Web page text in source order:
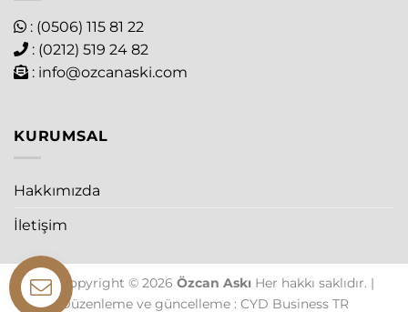
: (0506) 115 81 22
: (0212) 519 24 82
: info@ozcanaski.com
KURUMSAL
Hakkımızda
İletişim
The Copyright © 2026 Özcan Askı Her hakkı saklıdır. |
Düzenleme ve güncelleme : CYD Business TR